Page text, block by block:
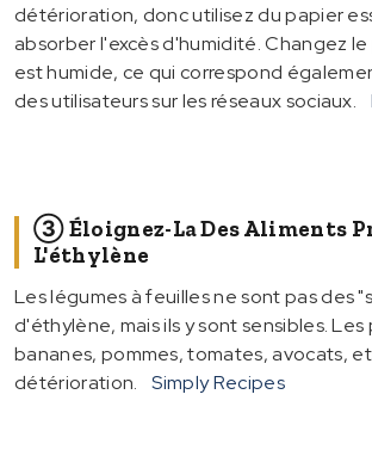
détérioration, donc utilisez du papier
absorber l'excès d'humidité. Changez
est humide, ce qui correspond
des utilisateurs sur les réseaux sociaux.
③ Éloignez-La Des Aliments
L'éthylène
Les légumes à feuilles ne sont pas des
d'éthylène, mais ils y sont sensibles.
bananes, pommes, tomates, avocats,
détérioration.
Simply Recipes